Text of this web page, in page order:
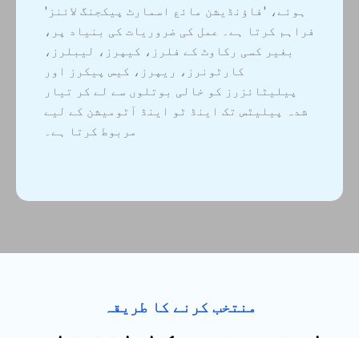
ہوئے، 'فاؤنڈیشن مائع اسمارٹ پیکجنگ لائنز'
فراہم کرتا ہے۔ عمل کی ضروریات کی بنیاد پر،
بغیر کسی رکاوٹ کے فلرز، کیپرز، لیبلرز،
کارٹونرز، ریپرز، کیس پیکرز اور
پیلیٹائزرز کو خالی بوتلوں سے لے کر تیار
شدہ پیلیٹس تک اینڈ ٹو اینڈ آٹومیشن کے لیے
مربوط کرتا ہے۔
منتخب کرنے کا طریقہ